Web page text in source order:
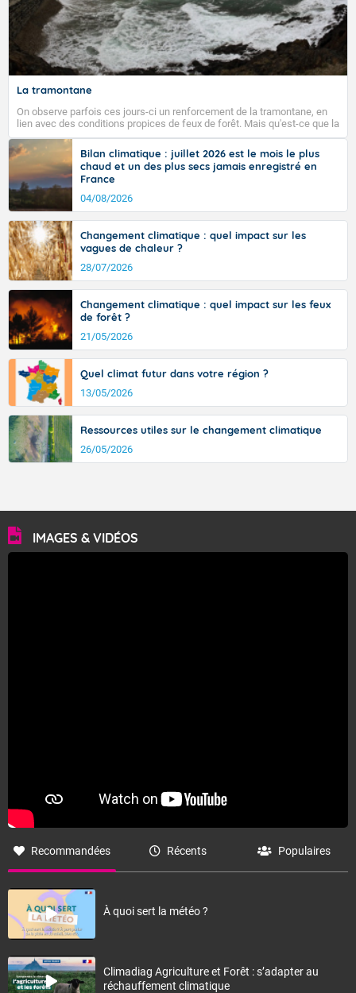
La tramontane
On observe parfois ces jours-ci un renforcement de la tramontane, en
lien avec des conditions propices de feux de forêt. Mais qu'est-ce que la
tramontane ? Quelles sont ses caractéristiques ? La tramontane est un
vent turbulent soufflant de secteur nord-ouest à nord, ou ouest à nord-
ouest, dans un secteur qui part du Roussillon à la vallée de l’Aude et à
l’ouest de l’Hérault. L’étymologie de ce vent vient du latin trasmontanus,
signifiant au-delà des monts, en allusion aux régions montagneuses
d’où provient ce vent.
Bilan climatique : juillet 2026 est le mois le plus
chaud et un des plus secs jamais enregistré en
France
04/08/2026
Changement climatique : quel impact sur les
vagues de chaleur ?
28/07/2026
Changement climatique : quel impact sur les feux
de forêt ?
21/05/2026
Quel climat futur dans votre région ?
13/05/2026
Ressources utiles sur le changement climatique
26/05/2026
IMAGES & VIDÉOS
Recommandées Récents Populaires
À quoi sert la météo ?
Climadiag Agriculture et Forêt : s’adapter au
réchauffement climatique